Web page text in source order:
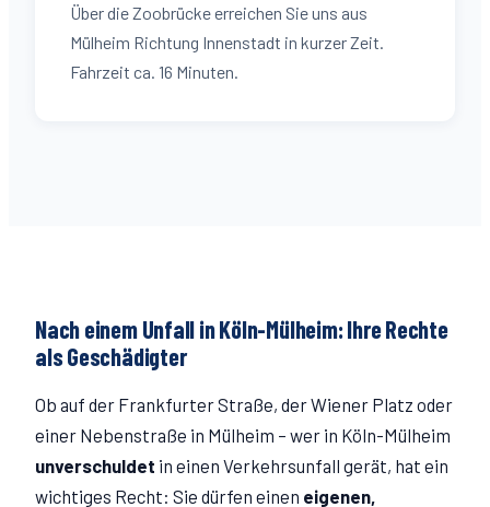
Über die Zoobrücke erreichen Sie uns aus
Mülheim Richtung Innenstadt in kurzer Zeit.
Fahrzeit ca. 16 Minuten.
Nach einem Unfall in Köln-Mülheim: Ihre Rechte
als Geschädigter
Ob auf der Frankfurter Straße, der Wiener Platz oder
einer Nebenstraße in Mülheim – wer in Köln-Mülheim
unverschuldet in einen Verkehrsunfall gerät, hat ein
wichtiges Recht: Sie dürfen einen eigenen,